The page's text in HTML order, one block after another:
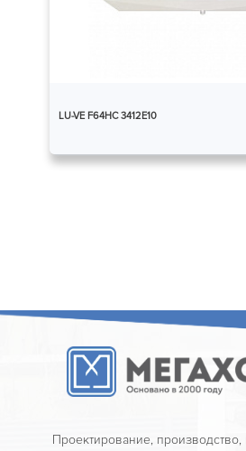
LU-VE F64HC 3412E10
Проектирование,